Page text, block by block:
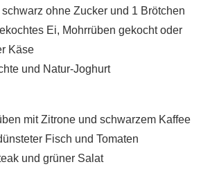
ohne Zucker und 1 Brötchen
Ei, Mohrrüben gekocht oder
Käse
und Natur-Joghurt
mit Zitrone und schwarzem Kaffee
Fisch und Tomaten
und grüner Salat